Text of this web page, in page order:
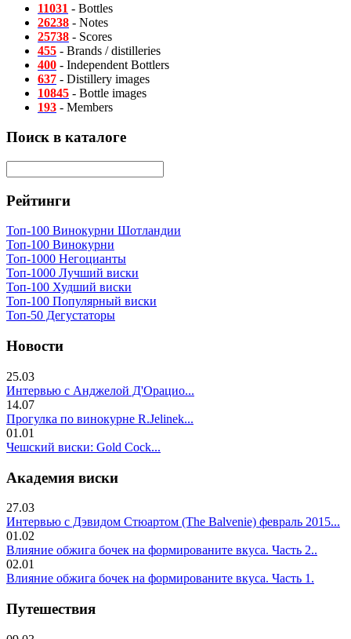
11031 - Bottles
26238 - Notes
25738 - Scores
455 - Brands / distilleries
400 - Independent Bottlers
637 - Distillery images
10845 - Bottle images
193 - Members
Поиск в каталоге
Рейтинги
Топ-100 Винокурни Шотландии
Топ-100 Винокурни
Топ-1000 Негоцианты
Топ-1000 Лучший виски
Топ-100 Худший виски
Топ-100 Популярный виски
Топ-50 Дегустаторы
Новости
25.03
Интервью с Анджелой Д'Орацио...
14.07
Прогулка по винокурне R.Jelinek...
01.01
Чешский виски: Gold Cock...
Академия виски
27.03
Интервью с Дэвидом Стюартом (The Balvenie) февраль 2015...
01.02
Влияние обжига бочек на формированите вкуса. Часть 2..
02.01
Влияние обжига бочек на формированите вкуса. Часть 1.
Путешествия